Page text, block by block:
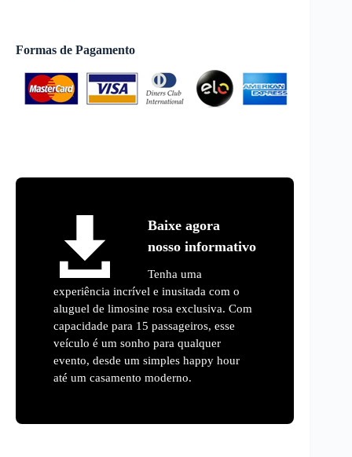
Formas de Pagamento
Baixe agora
nosso informativo
Tenha uma
experiência incrível e inusitada com o
aluguel de limosine rosa exclusiva. Com
capacidade para 15 passageiros, esse
veículo é um sonho para qualquer
evento, desde um simples happy hour
até um casamento moderno.